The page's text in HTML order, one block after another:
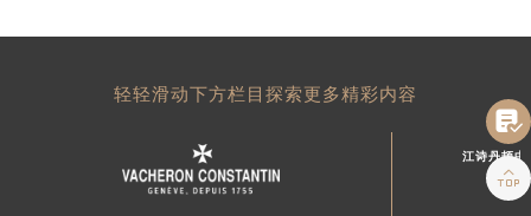
轻轻滑动下方栏目探索更多精彩内容
江诗丹顿中

